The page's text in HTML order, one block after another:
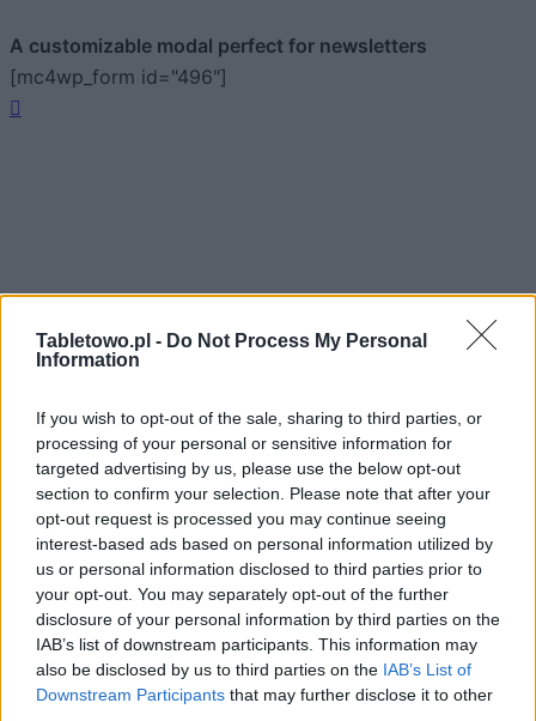
Tabletowo.pl - Do Not Process My Personal
Information
If you wish to opt-out of the sale, sharing to third parties, or
processing of your personal or sensitive information for
targeted advertising by us, please use the below opt-out
section to confirm your selection. Please note that after your
opt-out request is processed you may continue seeing
interest-based ads based on personal information utilized by
us or personal information disclosed to third parties prior to
your opt-out. You may separately opt-out of the further
disclosure of your personal information by third parties on the
IAB’s list of downstream participants. This information may
also be disclosed by us to third parties on the IAB’s List of
Downstream Participants that may further disclose it to other
A customizable modal perfect for newsletters
[mc4wp_form id="496"]